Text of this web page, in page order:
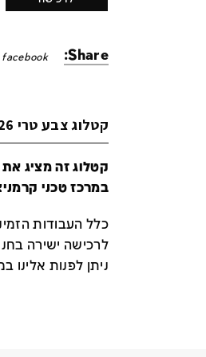
Share:
facebook
קטלוג צבע טרי 2026
במרכז טכני קרמניצקי,
כלל העבודות
לרכישה ישירה
ניתן לפנות אלינו